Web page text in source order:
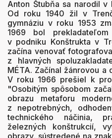
Anton Štubňa sa narodil v
Od roku 1940 žil v
gymnáziu v roku 1953
1969 bol
v podniku Konštrukta v
začína venovať
z hlavných
MÉTA. Začínal žánrovou a
V roku 1966 prešiel k
"Osobitým spôsobom
obrazu metaforu
z nepotrebných,
technického náčinia,
železných konštrukcií,
obrazy, sústredené na